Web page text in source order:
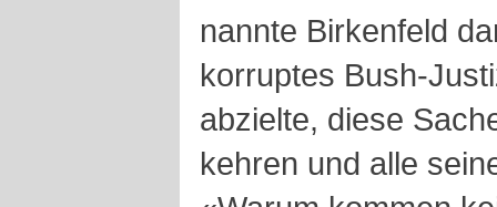
nannte Birkenfeld
korruptes Bush-
abzielte, diese
kehren und alle